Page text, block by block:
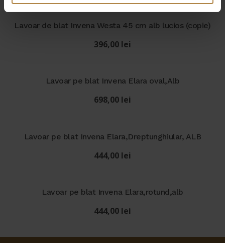
Lavoar de blat Invena Westa 45 cm alb lucios (copie)
396,00 lei
Lavoar pe blat Invena Elara oval,Alb
698,00 lei
Lavoar pe blat Invena Elara,Dreptunghiular, ALB
444,00 lei
Lavoar pe blat Invena Elara,rotund,alb
444,00 lei